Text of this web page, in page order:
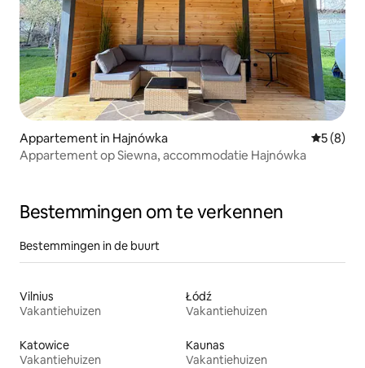
Appartement in Hajnówka
5 (8)
Appartement op Siewna, accommodatie Hajnówka
Bestemmingen om te verkennen
Bestemmingen in de buurt
Vilnius
Vakantiehuizen
Łódź
Vakantiehuizen
Katowice
Vakantiehuizen
Kaunas
Vakantiehuizen